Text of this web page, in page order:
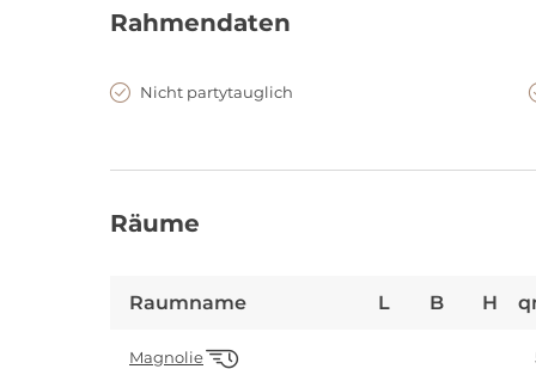
Rahmendaten
Nicht partytauglich
Räume
Raumname L B H
Magnolie